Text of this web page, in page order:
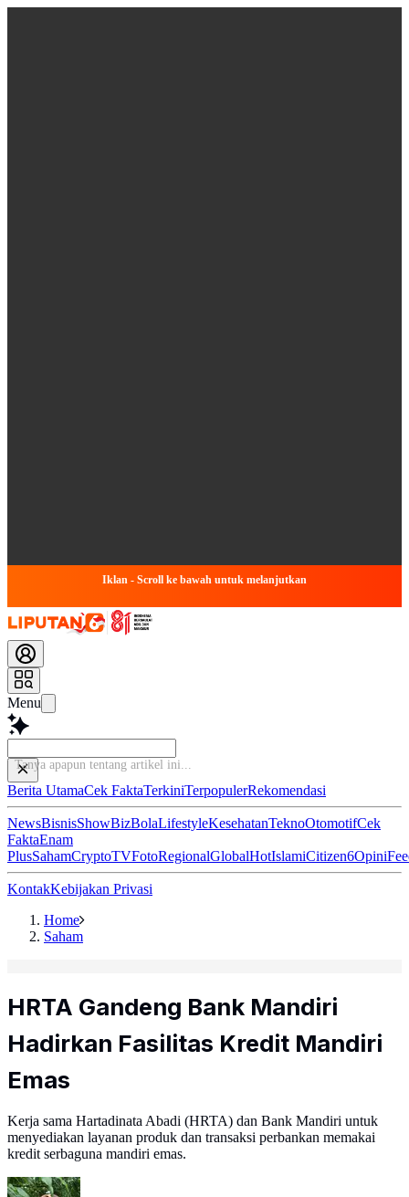
Iklan - Scroll ke bawah untuk melanjutkan
Menu
Tanya apapun tentan
Berita UtamaCek FaktaTerkiniTerpopulerRekomendasi
NewsBisnisShowBizBolaLifestyleKesehatanTeknoOtomotifCek
FaktaEnam
PlusSahamCryptoTVFotoRegionalGlobalHotIslamiCitizen6Opini
KontakKebijakan Privasi
Home
Saham
HRTA Gandeng Bank Mandiri
Hadirkan Fasilitas Kredit Mandiri
Emas
Kerja sama Hartadinata Abadi (HRTA) dan Bank Mandiri untuk
menyediakan layanan produk dan transaksi perbankan memakai
kredit serbaguna mandiri emas.